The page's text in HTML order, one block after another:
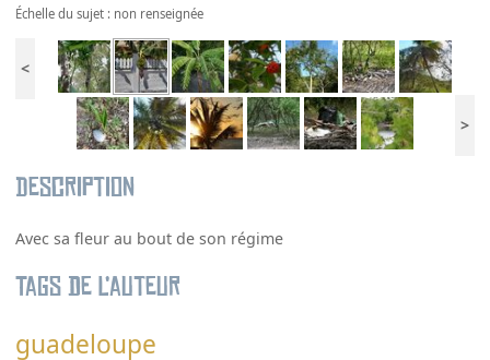
Échelle du sujet : non renseignée
<
>
Description
Avec sa fleur au bout de son régime
Tags de l’auteur
guadeloupe